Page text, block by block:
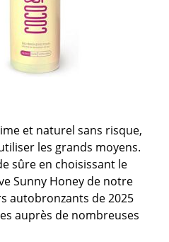
et naturel sans risque,
les grands moyens.
sûre en choisissant le
Sunny Honey de notre
autobronzants de 2025
auprès de nombreuses